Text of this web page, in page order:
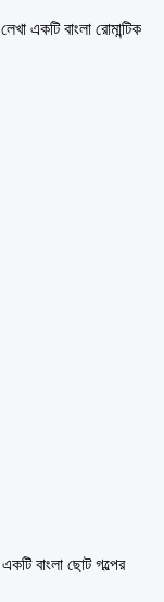
একটি বাংলা রোমান্টিক
বাংলা ছোট গল্পের